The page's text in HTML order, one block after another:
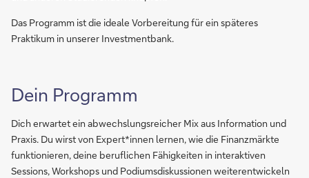
Das Programm ist die ideale Vorbereitung für ein späteres
Praktikum in unserer Investmentbank.
Dein Programm
Dich erwartet ein abwechslungsreicher Mix aus Information und
Praxis. Du wirst von Expert*innen lernen, wie die Finanzmärkte
funktionieren, deine beruflichen Fähigkeiten in interaktiven
Sessions, Workshops und Podiumsdiskussionen weiterentwickeln